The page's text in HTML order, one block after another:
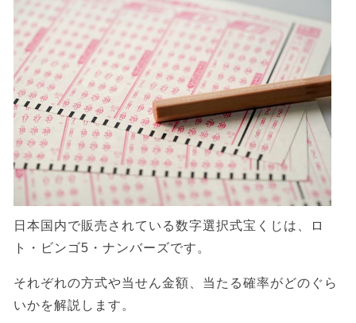
日本国内で販売されている数字選択式宝くじは、ロ
ト・ビンゴ5・ナンバーズです。
それぞれの方式や当せん金額、当たる確率がどのぐら
いかを解説します。